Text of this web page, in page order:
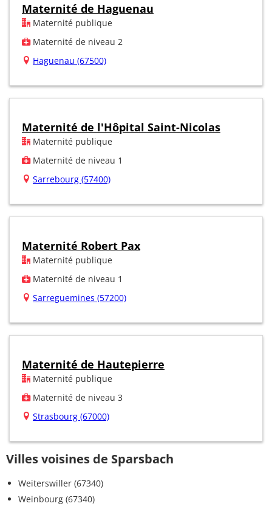
Maternité de Haguenau
Maternité publique
Maternité de niveau 2
Haguenau (67500)
Maternité de l'Hôpital Saint-Nicolas
Maternité publique
Maternité de niveau 1
Sarrebourg (57400)
Maternité Robert Pax
Maternité publique
Maternité de niveau 1
Sarreguemines (57200)
Maternité de Hautepierre
Maternité publique
Maternité de niveau 3
Strasbourg (67000)
Villes voisines de Sparsbach
Weiterswiller (67340)
Weinbourg (67340)